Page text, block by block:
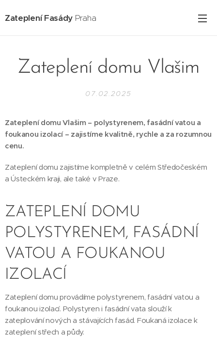
Zateplení Fasády Praha
Zateplení domu Vlašim
07.02.2025
Zateplení domu Vlašim – polystyrenem, fasádní vatou a
foukanou izolací – zajistíme kvalitně, rychle a za rozumnou
cenu.
Zateplení domu zajistíme kompletně v celém Středočeském
a Ústeckém kraji, ale také v Praze.
ZATEPLENÍ DOMU
POLYSTYRENEM, FASÁDNÍ
VATOU A FOUKANOU
IZOLACÍ
Zateplení domu provádíme polystyrenem, fasádní vatou a
foukanou izolací. Polystyren i fasádní vata slouží k
zateplování nových a stávajících fasád. Foukaná izolace k
zateplení střech a půdy.